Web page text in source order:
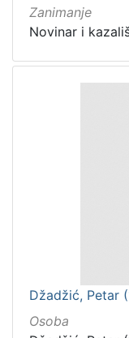
Zanimanje
Novinar i
Džadžić, Petar
Osoba